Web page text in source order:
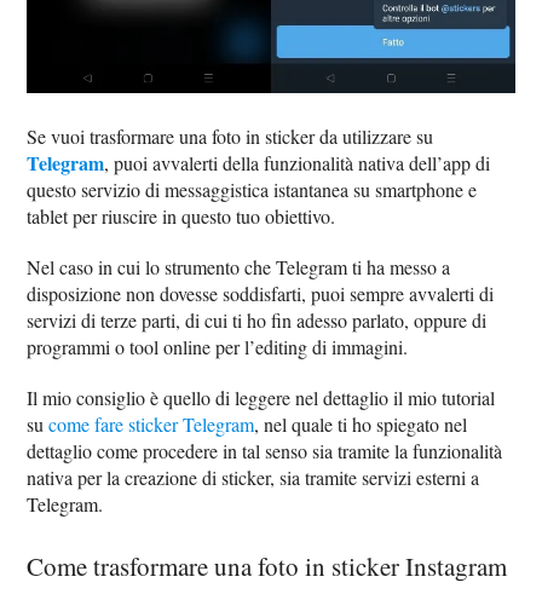
Se vuoi trasformare una foto in sticker da utilizzare su
Telegram, puoi avvalerti della funzionalità nativa dell’app di
questo servizio di messaggistica istantanea su smartphone e
tablet per riuscire in questo tuo obiettivo.
Nel caso in cui lo strumento che Telegram ti ha messo a
disposizione non dovesse soddisfarti, puoi sempre avvalerti di
servizi di terze parti, di cui ti ho fin adesso parlato, oppure di
programmi o tool online per l’editing di immagini.
Il mio consiglio è quello di leggere nel dettaglio il mio tutorial
sucome fare sticker Telegram, nel quale ti ho spiegato nel
dettaglio come procedere in tal senso sia tramite la funzionalità
nativa per la creazione di sticker, sia tramite servizi esterni a
Telegram.
Come trasformare una foto in sticker Instagram